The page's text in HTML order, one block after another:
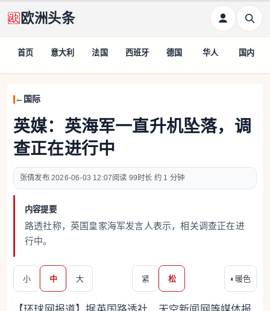
欧洲头条
首页 意大利 法国 西班牙 德国 华人 国内
国际
英媒：英海军一直升机坠落，调
查正在进行中
张倩 2026-06-03 12:07 99 约 1 分钟
内容提要
路透社称，英国皇家海军发言人表示，相关调查正在进
行中。
小 中 大 紧 松 ◐ 暖色